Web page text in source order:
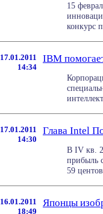
15
конкурс
17.01.2011
14:34
IBM
17.01.2011
14:30
Глава Intel
В IV кв.
прибыль
59
16.01.2011
18:49
Японцы